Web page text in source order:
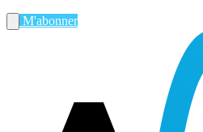
M'abonner